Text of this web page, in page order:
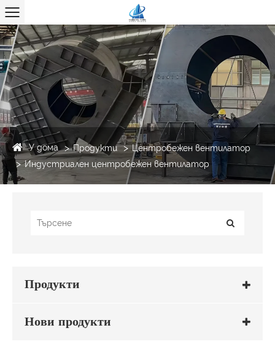
У дома Продукти
Центробежен вентилатор
Индустриален центробежен вентилатор
Продукти
Нови продукти